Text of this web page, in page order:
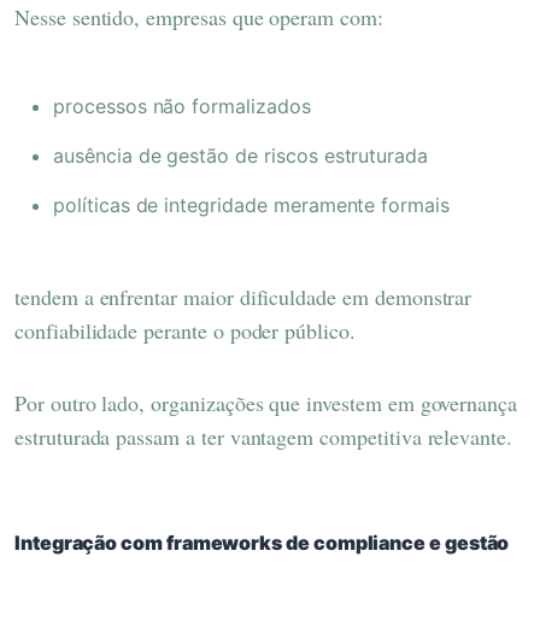
Nesse sentido, empresas que operam com:
processos não formalizados
ausência de gestão de riscos estruturada
políticas de integridade meramente formais
tendem a enfrentar maior dificuldade em demonstrar
confiabilidade perante o poder público.
Por outro lado, organizações que investem em governança
estruturada passam a ter vantagem competitiva relevante.
Integração com frameworks de compliance e gestão